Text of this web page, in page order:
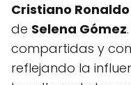
Cristiano Ronaldo
de Selena Gómez
compartidas y
reflejando la